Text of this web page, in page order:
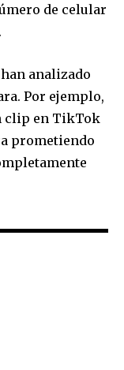
part of the
on our website
we respect
de celular
analizado
Por ejemplo,
clip en TikTok
prometiendo